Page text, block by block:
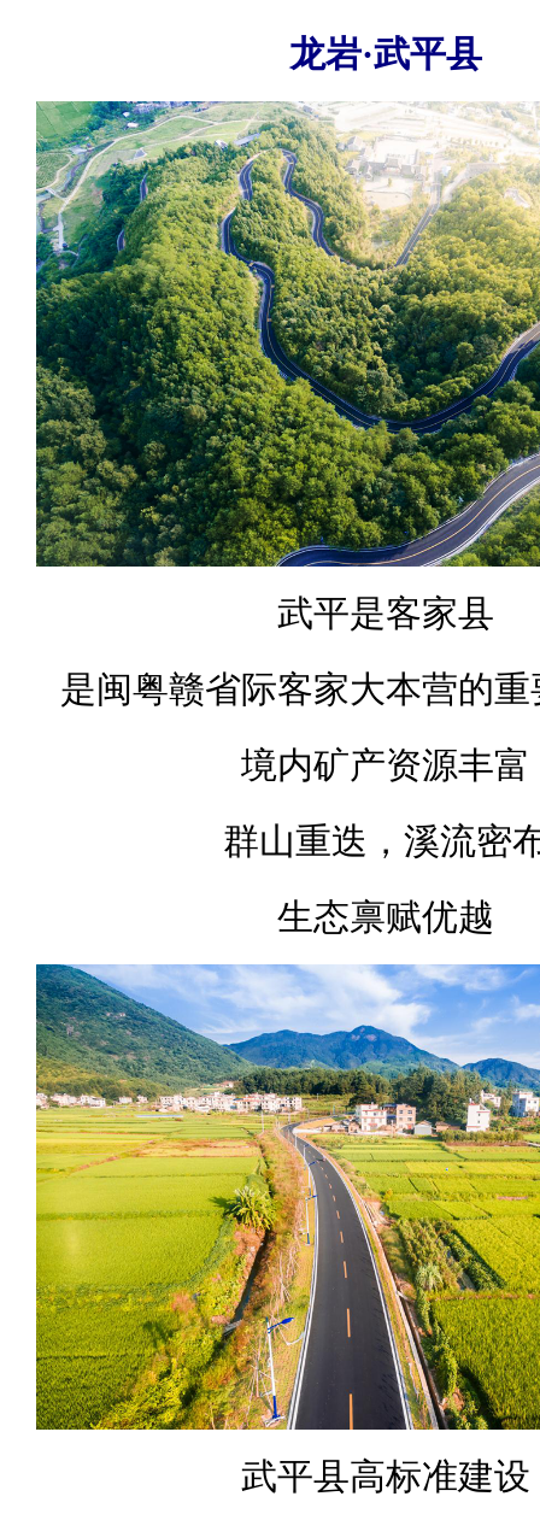
龙岩·武平县
武平是客家县
是闽粤赣省际客家大本营的
境内矿产资源丰富
群山重迭，溪流密
生态禀赋优越
武平县高标准建设